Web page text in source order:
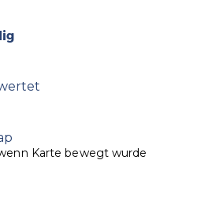
Karte bewegt wurde